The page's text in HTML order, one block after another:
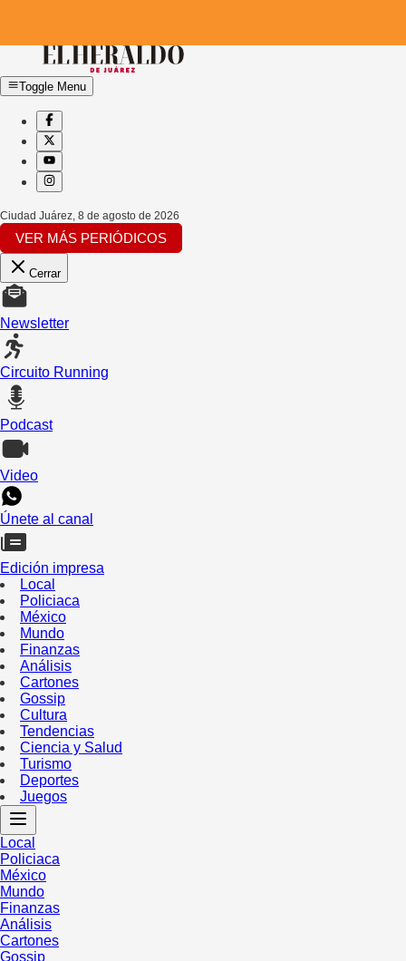
Toggle Menu
Ciudad Juárez 8 de agosto de 2026
VER MÁS PERIÓDICOS
Cerrar
Newsletter
Circuito Running
Podcast
Video
Únete al canal
Edición impresa
Local
Policiaca
México
Mundo
Finanzas
Análisis
Cartones
Gossip
Cultura
Tendencias
Ciencia y Salud
Turismo
Deportes
Juegos
Local
Policiaca
México
Mundo
Finanzas
Análisis
Cartones
Gossip